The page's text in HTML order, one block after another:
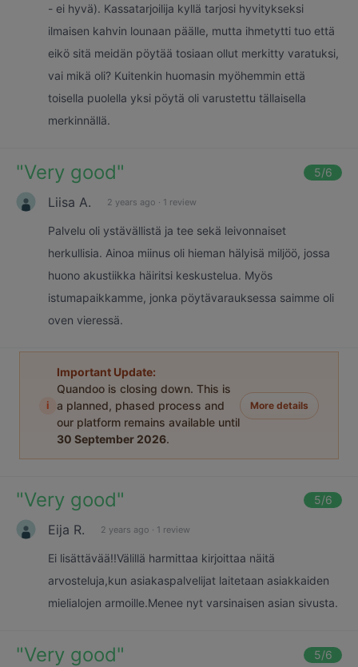
- ei hyvä). Kassatarjoilija kyllä tarjosi hyvitykseksi
ilmaisen kahvin lounaan päälle, mutta ihmetytti tuo että
eikö sitä meidän pöytää tosiaan ollut merkitty varatuksi,
vai mikä oli? Kuitenkin huomasin myöhemmin että
toisella puolella yksi pöytä oli varustettu tällaisella
merkinnällä.
"Very good" 5/6
Liisa A. 2 years ago · 1 review
Palvelu oli ystävällistä ja tee sekä leivonnaiset
herkullisia. Ainoa miinus oli hieman hälyisä miljöö, jossa
huono akustiikka häiritsi keskustelua. Myös
istumapaikkamme, jonka pöytävarauksessa saimme oli
oven vieressä.
i
Important Update:
Quandoo is closing down. This is
a planned, phased process and
our platform remains available until
30 September 2026.
More details
"Very good" 5/6
Eija R. 2 years ago · 1 review
Ei lisättävää!!Välillä harmittaa kirjoittaa näitä
arvosteluja,kun asiakaspalvelijat laitetaan asiakkaiden
mielialojen armoille.Menee nyt varsinaisen asian sivusta.
"Very good" 5/6